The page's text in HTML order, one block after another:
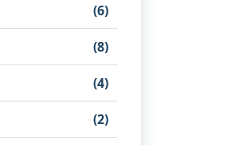
(6)
(8)
(4)
(2)